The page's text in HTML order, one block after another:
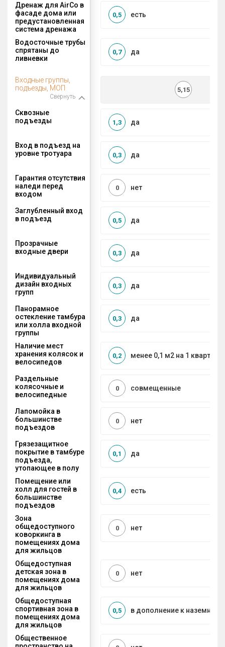
Дренаж для AirCo в
фасаде дома или
предустановленная
система дренажа
есть
0,5
Водосточные трубы
спрятаны до
ливневки
да
0,7
Входные группы,
подъезды, МОП
Свернуть
5,15
Сквозные
подъезды
да
1,3
Вход в подъезд на
уровне тротуара
да
0,3
Гарантия отсутствия
наледи перед
входом
нет
0
Заглубленный вход
в подъезд
да
0,5
Прозрачные
входные двери
да
0,3
Индивидуальный
дизайн входных
групп
да
0,3
Панорамное
остекление тамбура
или холла входной
группы
да
0,3
Наличие мест
хранения колясок и
велосипедов
менее 0,1 м2 на 1 квартиру
0,2
Раздельные
колясочные и
велосипедные
совмещенные
0
Лапомойка в
большинстве
подъездов
нет
0
Грязезащитное
покрытие в тамбуре
подъезда,
утопающее в полу
да
0,1
Помещение или
холл для гостей в
большинстве
подъездов
есть
0,4
Зона
общедоступного
коворкинга в
помещениях дома
для жильцов
нет
0
Общедоступная
детская зона в
помещениях дома
для жильцов
нет
0
Общедоступная
спортивная зона в
помещениях дома
для жильцов
в дополнение к наземной
0,5
Общественное